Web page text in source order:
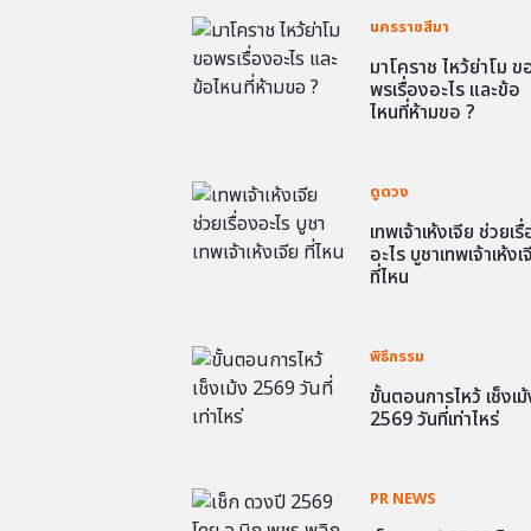
นครราชสีมา
มาโคราช ไหว้ย่าโม ข
พรเรื่องอะไร และข้อ
ไหนที่ห้ามขอ ?
ดูดวง
เทพเจ้าเห้งเจีย ช่วยเ
อะไร บูชาเทพเจ้าเห้งเ
ที่ไหน
พิธีกรรม
ขั้นตอนการไหว้ เช็งเ
2569 วันที่เท่าไหร่
PR NEWS